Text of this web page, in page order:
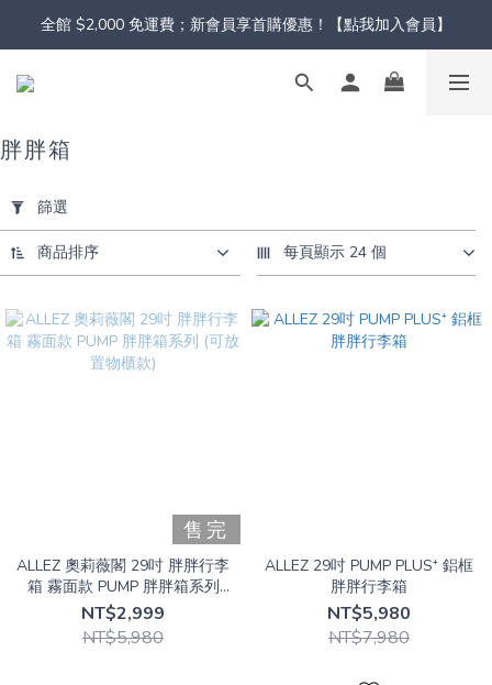
全館 $2,000 免運費；新會員享首購優惠！【點我加入會員】
用
篩
選
(0/20)
顏
尺
胖胖箱
篩選
商品排序 每頁顯示 24 個
售完
ALLEZ 奧莉薇閣 29吋 胖胖行李
箱 霧面款 PUMP 胖胖箱系列
(可放置物櫃款)
NT$2,999
NT$5,980
ALLEZ 29吋 PUMP PLUS⁺ 鋁框
胖胖行李箱
NT$5,980
NT$7,980